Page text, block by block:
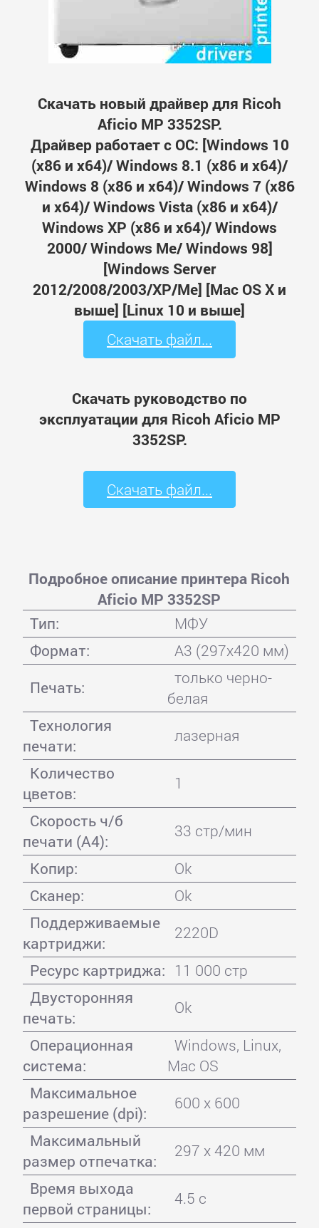
Скачать новый драйвер для Ricoh
Aficio MP 3352SP.
Драйвер работает с ОС: [Windows 10
(x86 и x64)/ Windows 8.1 (x86 и x64)/
Windows 8 (x86 и x64)/ Windows 7 (x86
и x64)/ Windows Vista (x86 и x64)/
Windows XP (x86 и x64)/ Windows
2000/ Windows Me/ Windows 98]
[Windows Server
2012/2008/2003/XP/Me] [Mac OS X и
выше] [Linux 10 и выше]
Скачать файл...
Скачать руководство по
эксплуатации для Ricoh Aficio MP
3352SP.
Скачать файл...
Подробное описание принтера Ricoh
Aficio MP 3352SP
Тип:
МФУ
Формат:
A3 (297x420 мм)
Печать:
только черно-
белая
Технология
печати:
лазерная
Количество
цветов:
1
Скорость ч/б
печати (А4):
33 стр/мин
Копир:
Ok
Сканер:
Ok
Поддерживаемые
картриджи:
2220D
Ресурс картриджа: 11 000 стр
Двусторонняя
печать:
Ok
Операционная
система:
Windows, Linux,
Mac OS
Максимальное
разрешение (dpi):
600 x 600
Максимальный
размер отпечатка:
297 x 420 мм
Время выхода
первой страницы:
4.5 с